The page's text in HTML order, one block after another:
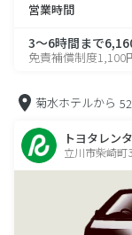
営業時間
3～6時間まで
免責補償制度1,100
菊水ホテルから
トヨタレン
立川市柴崎町